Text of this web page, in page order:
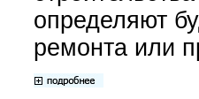
определяют
ремонта или